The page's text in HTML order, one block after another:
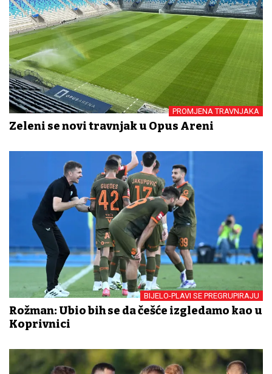
PROMJENA TRAVNJAKA
Zeleni se novi travnjak u Opus Areni
BIJELO-PLAVI SE PREGRUPIRAJU
Rožman: Ubio bih se da češće izgledamo kao u
Koprivnici